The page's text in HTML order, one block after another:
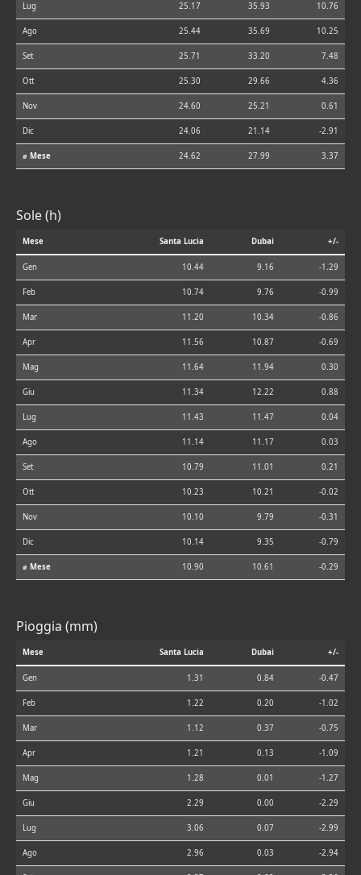
Lug 25.17 35.93 10.76
Ago 25.44 35.69 10.25
Set 25.71 33.20 7.48
Ott 25.30 29.66 4.36
Nov 24.60 25.21 0.61
Dic 24.06 21.14 -2.91
⌀ Mese 24.62 27.99 3.37
Sole (h)
Mese Santa Lucia Dubai +/-
Gen 10.44 9.16 -1.29
Feb 10.74 9.76 -0.99
Mar 11.20 10.34 -0.86
Apr 11.56 10.87 -0.69
Mag 11.64 11.94 0.30
Giu 11.34 12.22 0.88
Lug 11.43 11.47 0.04
Ago 11.14 11.17 0.03
Set 10.79 11.01 0.21
Ott 10.23 10.21 -0.02
Nov 10.10 9.79 -0.31
Dic 10.14 9.35 -0.79
⌀ Mese 10.90 10.61 -0.29
Pioggia (mm)
Mese Santa Lucia Dubai +/-
Gen 1.31 0.84 -0.47
Feb 1.22 0.20 -1.02
Mar 1.12 0.37 -0.75
Apr 1.21 0.13 -1.09
Mag 1.28 0.01 -1.27
Giu 2.29 0.00 -2.29
Lug 3.06 0.07 -2.99
Ago 2.96 0.03 -2.94